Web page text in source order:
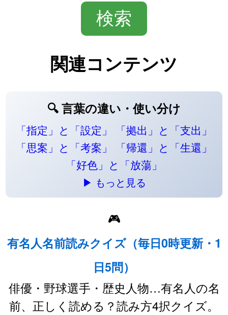
関連コンテンツ
🔍 言葉の違い・使い分け
「指定」と「設定」
「拠出」と「支出」
「思案」と「考案」
「帰還」と「生還」
「好色」と「放蕩」
▶ もっと見る
🎮
有名人名前読みクイズ（毎日0時更新・1
日5問）
俳優・野球選手・歴史人物…有名人の名
前、正しく読める？読み方4択クイズ。